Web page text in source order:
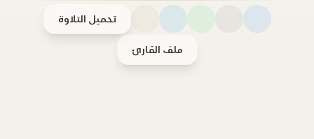
تحميل التلاوة
ملف القارئ